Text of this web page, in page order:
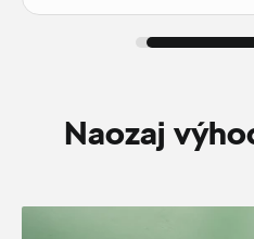
Naozaj